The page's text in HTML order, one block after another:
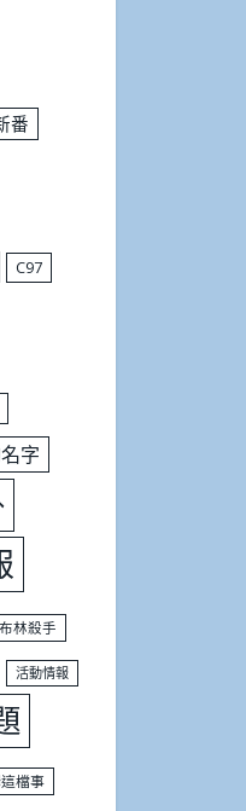
番
C97
字
林殺手
活動情報
檔事